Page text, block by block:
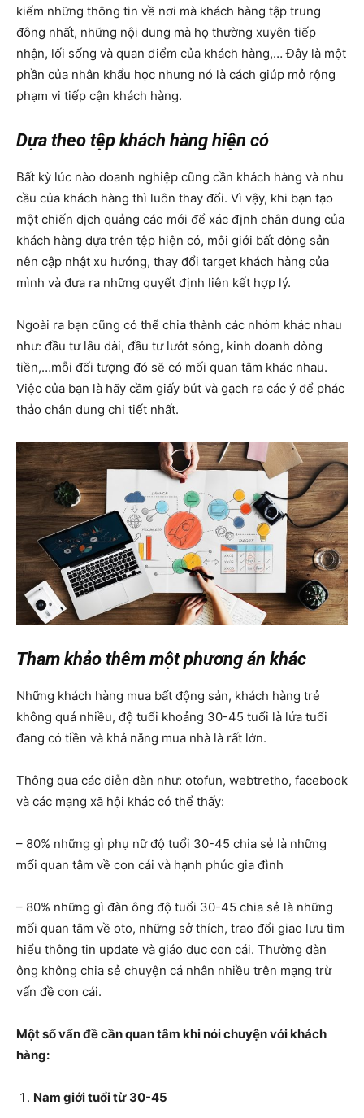
kiếm những thông tin về nơi mà khách hàng tập trung
đông nhất, những nội dung mà họ thường xuyên tiếp
nhận, lối sống và quan điểm của khách hàng,… Đây là một
phần của nhân khẩu học nhưng nó là cách giúp mở rộng
phạm vi tiếp cận khách hàng.
Dựa theo tệp khách hàng hiện có
Bất kỳ lúc nào doanh nghiệp cũng cần khách hàng và nhu
cầu của khách hàng thì luôn thay đổi. Vì vậy, khi bạn tạo
một chiến dịch quảng cáo mới để xác định chân dung của
khách hàng dựa trên tệp hiện có, môi giới bất động sản
nên cập nhật xu hướng, thay đổi target khách hàng của
mình và đưa ra những quyết định liên kết hợp lý.
Ngoài ra bạn cũng có thể chia thành các nhóm khác nhau
như: đầu tư lâu dài, đầu tư lướt sóng, kinh doanh dòng
tiền,…mỗi đối tượng đó sẽ có mối quan tâm khác nhau.
Việc của bạn là hãy cầm giấy bút và gạch ra các ý để phác
thảo chân dung chi tiết nhất.
Tham khảo thêm một phương án khác
Những khách hàng mua bất động sản, khách hàng trẻ
không quá nhiều, độ tuổi khoảng 30-45 tuổi là lứa tuổi
đang có tiền và khả năng mua nhà là rất lớn.
Thông qua các diễn đàn như: otofun, webtretho, facebook
và các mạng xã hội khác có thể thấy:
– 80% những gì phụ nữ độ tuổi 30-45 chia sẻ là những
mối quan tâm về con cái và hạnh phúc gia đình
– 80% những gì đàn ông độ tuổi 30-45 chia sẻ là những
mối quan tâm về oto, những sở thích, trao đổi giao lưu tìm
hiểu thông tin update và giáo dục con cái. Thường đàn
ông không chia sẻ chuyện cá nhân nhiều trên mạng trừ
vấn đề con cái.
Một số vấn đề cần quan tâm khi nói chuyện với khách
hàng:
Nam giới tuổi từ 30-45